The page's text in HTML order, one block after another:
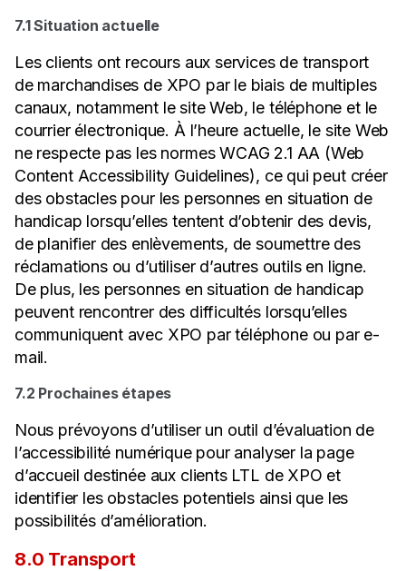
7.1 Situation actuelle
Les clients ont recours aux services de transport
de marchandises de XPO par le biais de multiples
canaux, notamment le site Web, le téléphone et le
courrier électronique. À l’heure actuelle, le site Web
ne respecte pas les normes WCAG 2.1 AA (Web
Content Accessibility Guidelines), ce qui peut créer
des obstacles pour les personnes en situation de
handicap lorsqu’elles tentent d’obtenir des devis,
de planifier des enlèvements, de soumettre des
réclamations ou d’utiliser d’autres outils en ligne.
De plus, les personnes en situation de handicap
peuvent rencontrer des difficultés lorsqu’elles
communiquent avec XPO par téléphone ou par e-
mail.
7.2 Prochaines étapes
Nous prévoyons d’utiliser un outil d’évaluation de
l’accessibilité numérique pour analyser la page
d’accueil destinée aux clients LTL de XPO et
identifier les obstacles potentiels ainsi que les
possibilités d’amélioration.
8.0 Transport